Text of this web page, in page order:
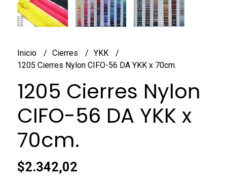
Inicio Cierres
YKK
1205 Cierres Nylon CIFO-56 DA YKK x 70cm.
1205 Cierres Nylon
CIFO-56 DA YKK x
70cm.
$2.342,02